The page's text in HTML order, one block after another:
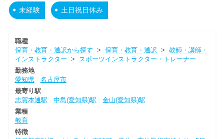
未経験 土日祝日休み
職種
保育・教育・通訳から探す > 保育・教育・通訳 > 教師・講師・
インストラクター >
スポーツインストラクター・トレーナー
勤務地
愛知県
名古屋市
最寄り駅
志賀本通駅
中島(愛知県)駅
金山(愛知県)駅
業種
教育
特徴